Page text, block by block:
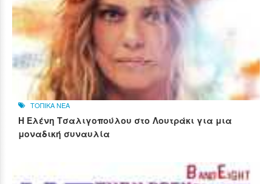
ΤΟΠΙΚΑ ΝΕΑ
Η Ελένη Τσαλιγοπούλου στο Λουτράκι για μια
μοναδική συναυλία